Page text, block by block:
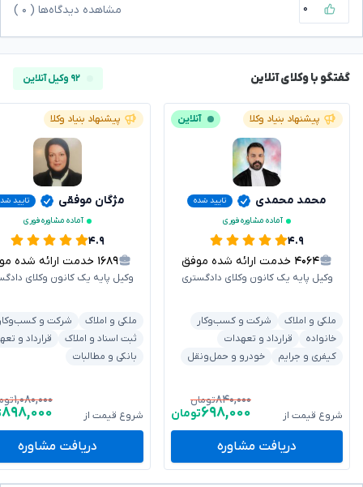
۰ مشاهده دیدگاه‌ها ( ۰
گفتگو با وکلای آنلاین ۹۲ وکیل آنلاین
پیشنهاد بنیاد وکلا آنلاین
محمد محمدی
تایید شده
آماده مشاوره فوری
۴.۹
۴۰۶۴ خدمت ارائه شده موفق
وکیل پایه یک کانون وکلای دادگستری
ملکی و املاک
شرکت و کسب‌وکار
خانواده
قرارداد و تعهدات
کیفری و جرایم
خودرو و حمل‌ونقل
شروع قیمت از
۸۴۰,۰۰۰تومان
۶۹۸,۰۰۰تومان
دریافت مشاوره
پیشنهاد بنیاد وکلا
مژگان موفقی
تایید
آماده مشاوره فوری
۴.۹
۱۶۸۹ خدمت ارائه شده موفق
وکیل پایه یک کانون وکلای
ملکی و املاک
شرکت و
ثبت اسناد و املاک
قرارداد و
بانکی و مطالبات
شروع قیمت از
۱,۰۸۰,۰۰۰
۸۹۸,۰۰۰
دریافت مشاوره